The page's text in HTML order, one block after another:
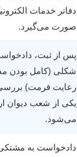
دفاتر خدمات
صورت می‌گیرد.
پس از ثبت،
شکلی (کامل بودن
رعایت فرمت)
یکی از شعب دیوان
می‌شود.
دادخواست به